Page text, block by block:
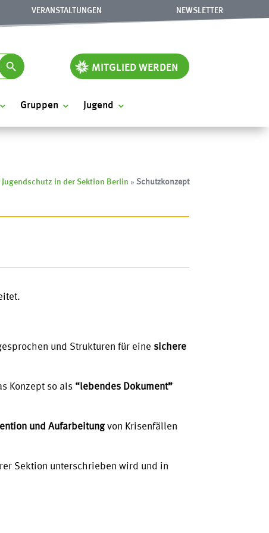
VERANSTALTUNGEN NEWSLETTER
Search Button
MITGLIED WERDEN
Gruppen Jugend
Jugendschutz in der Sektion Berlin » Schutzkonzept
und Strukturen für eine sichere
Konzept so als “lebendes Dokument”
und Aufarbeitungvon Krisenfällen
Sektion unterschrieben wird und in